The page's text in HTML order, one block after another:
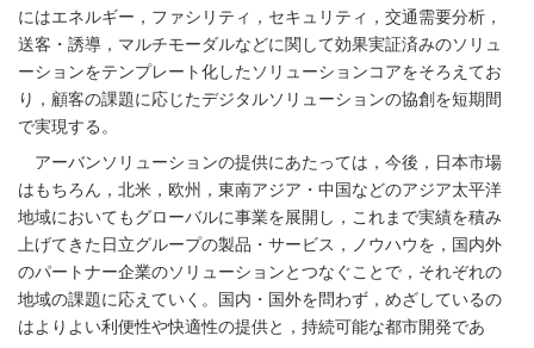
にはエネルギー，ファシリティ，セキュリティ，交通需要分析，
送客・誘導，マルチモーダルなどに関して効果実証済みのソリュ
ーションをテンプレート化したソリューションコアをそろえてお
り，顧客の課題に応じたデジタルソリューションの協創を短期間
で実現する。
アーバンソリューションの提供にあたっては，今後，日本市場
はもちろん，北米，欧州，東南アジア・中国などのアジア太平洋
地域においてもグローバルに事業を展開し，これまで実績を積み
上げてきた日立グループの製品・サービス，ノウハウを，国内外
のパートナー企業のソリューションとつなぐことで，それぞれの
地域の課題に応えていく。国内・国外を問わず，めざしているの
はよりよい利便性や快適性の提供と，持続可能な都市開発であ